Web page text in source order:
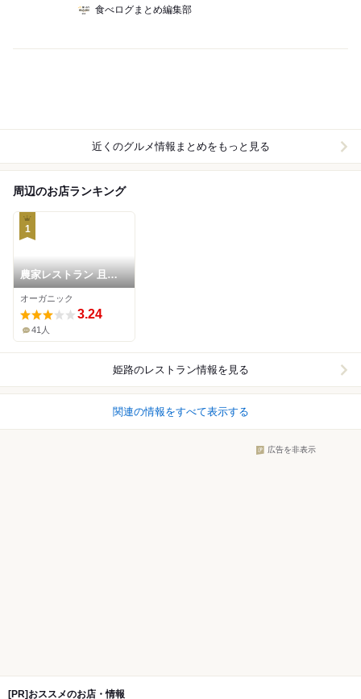
食べログまとめ編集部
近くのグルメ情報まとめをもっと見る
周辺のお店ランキング
1
農家レストラン 且
緩々
オーガニック
3.24
41人
姫路のレストラン情報を見る
関連の情報をすべて表示する
広告を非表示
[PR]おススメのお店・情報